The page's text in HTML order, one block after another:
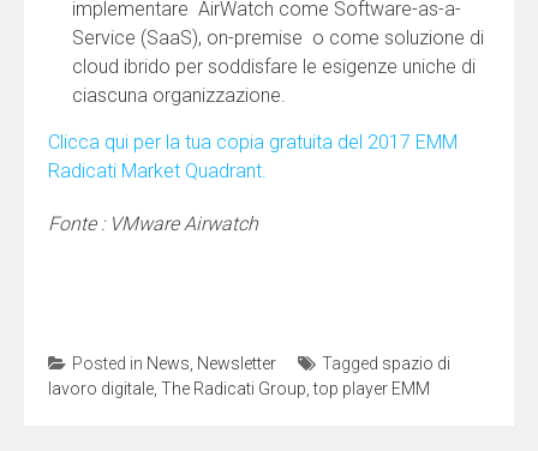
implementare AirWatch come Software-as-a-
Service (SaaS), on-premise o come soluzione di
cloud ibrido per soddisfare le esigenze uniche di
ciascuna organizzazione.
Clicca qui per la tua copia gratuita del 2017 EMM
Radicati Market Quadrant.
Fonte : VMware Airwatch
Posted in News Newsletter Tagged spazio di
lavoro digitale The Radicati Group ,top player EMM